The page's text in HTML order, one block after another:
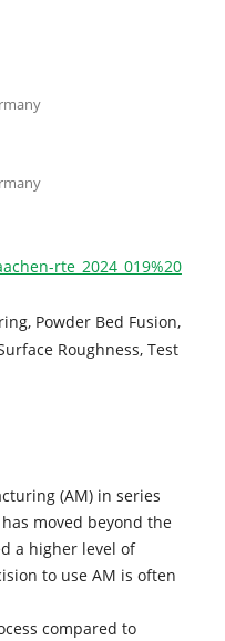
rte_2024_019%20
Powder Bed Fusion,
Roughness, Test
(AM) in series
moved beyond the
a higher level of
to use AM is often
compared to